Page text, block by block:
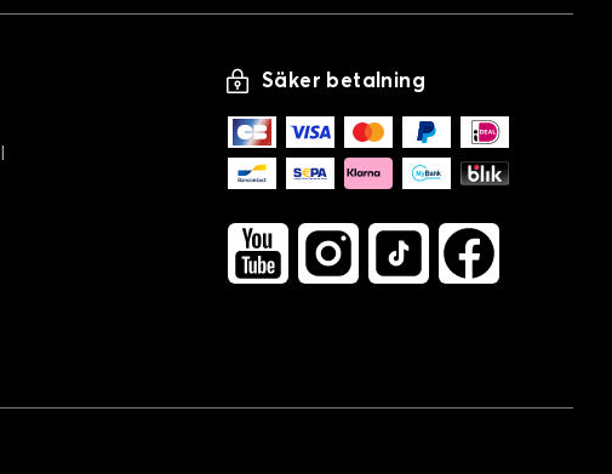
Säker betalning